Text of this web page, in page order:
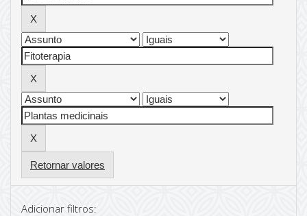
Retornar valores
Adicionar filtros: